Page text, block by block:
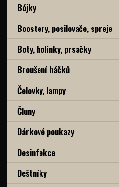
Bójky
Boostery, posilovače, spreje
Boty, holínky, prsačky
Broušení háčků
Čelovky, lampy
Čluny
Dárkové poukazy
Desinfekce
Deštníky